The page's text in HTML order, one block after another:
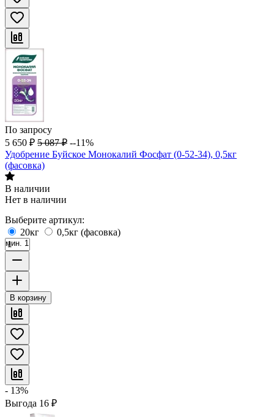
По запросу
5 650 ₽ 5 087 ₽ --11%
Удобрение Буйское Монокалий Фосфат (0-52-34), 0,5кг
(фасовка)
В наличии
Нет в наличии
Выберите артикул:
20кг
0,5кг (фасовка)
мин. 1
В корзину
- 13%
Выгода 16 ₽